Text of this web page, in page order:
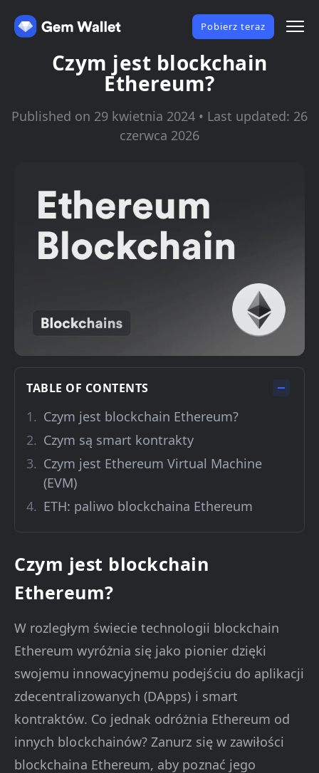
Pobierz teraz
Czym jest blockchain
Ethereum?
Published on 29 kwietnia 2024 • Last updated: 26
czerwca 2026
TABLE OF CONTENTS
Czym jest blockchain Ethereum?
Czym są smart kontrakty
Czym jest Ethereum Virtual Machine
(EVM)
ETH: paliwo blockchaina Ethereum
Czym jest blockchain
Ethereum?
W rozległym świecie technologii blockchain
Ethereum wyróżnia się jako pionier dzięki
swojemu innowacyjnemu podejściu do aplikacji
zdecentralizowanych (DApps) i smart
kontraktów. Co jednak odróżnia Ethereum od
innych blockchainów? Zanurz się w zawiłości
blockchaina Ethereum, aby poznać jego